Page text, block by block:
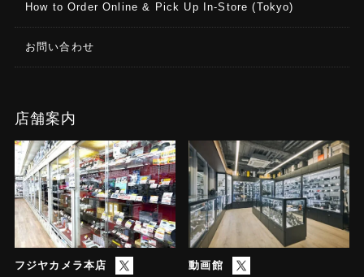
How to Order Online & Pick Up In-Store (Tokyo)
お問い合わせ
店舗案内
フジヤカメラ本店 動画館